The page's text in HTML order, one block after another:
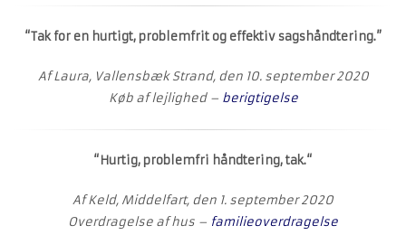
“Tak for en hurtigt, problemfrit og effektiv sagshåndtering.”
Af Laura, Vallensbæk Strand, den 10. september 2020
Køb af lejlighed – berigtigelse
“Hurtig, problemfri håndtering, tak.“
Af Keld, Middelfart, den 1. september 2020
Overdragelse af hus – familieoverdragelse